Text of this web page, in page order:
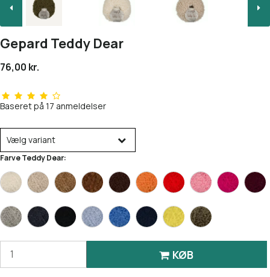
Gepard Teddy Dear
76,00 kr.
Baseret på 17 anmeldelser
Vælg variant
Farve Teddy Dear:
KØB